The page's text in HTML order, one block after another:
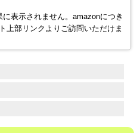
表示されません。amazonにつき
上部リンクよりご訪問いただけま